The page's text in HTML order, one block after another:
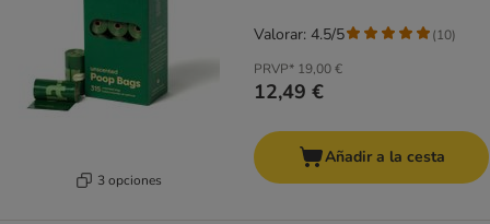
3 opciones
PRVP* 19,00 €
12,49 €
Valorar: 4.5/5 (10)
Añadir a la cesta